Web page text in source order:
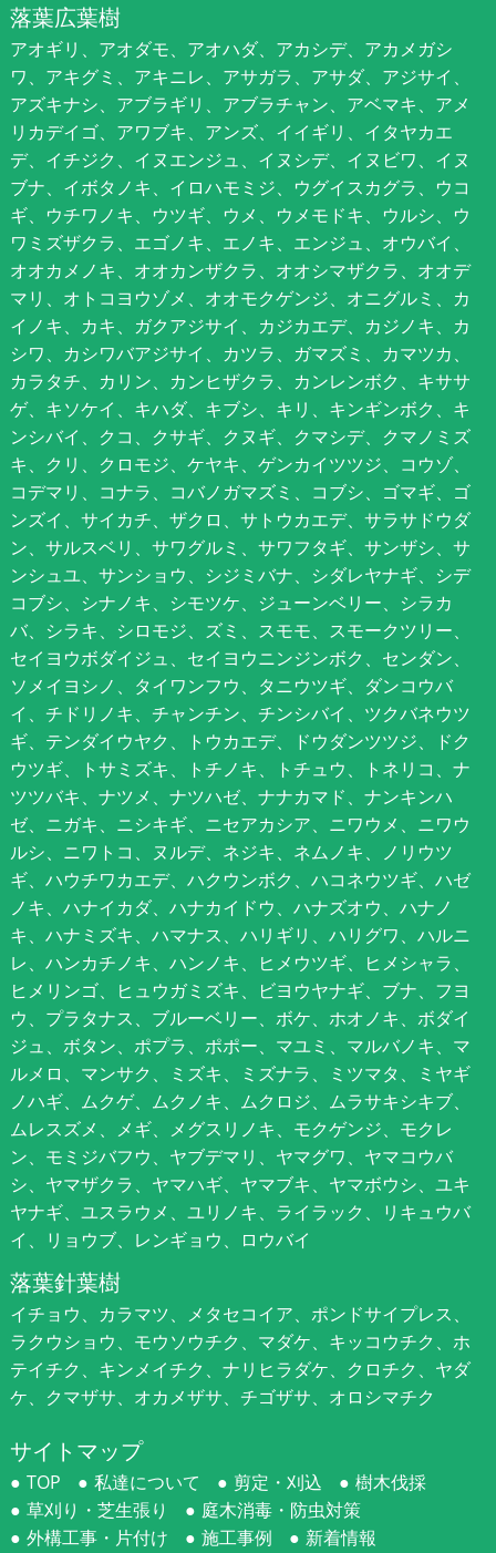
落葉広葉樹
アオギリ、アオダモ、アオハダ、アカシデ、アカメガシ
ワ、アキグミ、アキニレ、アサガラ、アサダ、アジサイ、
アズキナシ、アブラギリ、アブラチャン、アベマキ、アメ
リカデイゴ、アワブキ、アンズ、イイギリ、イタヤカエ
デ、イチジク、イヌエンジュ、イヌシデ、イヌビワ、イヌ
ブナ、イボタノキ、イロハモミジ、ウグイスカグラ、ウコ
ギ、ウチワノキ、ウツギ、ウメ、ウメモドキ、ウルシ、ウ
ワミズザクラ、エゴノキ、エノキ、エンジュ、オウバイ、
オオカメノキ、オオカンザクラ、オオシマザクラ、オオデ
マリ、オトコヨウゾメ、オオモクゲンジ、オニグルミ、カ
イノキ、カキ、ガクアジサイ、カジカエデ、カジノキ、カ
シワ、カシワバアジサイ、カツラ、ガマズミ、カマツカ、
カラタチ、カリン、カンヒザクラ、カンレンボク、キササ
ゲ、キソケイ、キハダ、キブシ、キリ、キンギンボク、キ
ンシバイ、クコ、クサギ、クヌギ、クマシデ、クマノミズ
キ、クリ、クロモジ、ケヤキ、ゲンカイツツジ、コウゾ、
コデマリ、コナラ、コバノガマズミ、コブシ、ゴマギ、ゴ
ンズイ、サイカチ、ザクロ、サトウカエデ、サラサドウダ
ン、サルスベリ、サワグルミ、サワフタギ、サンザシ、サ
ンシュユ、サンショウ、シジミバナ、シダレヤナギ、シデ
コブシ、シナノキ、シモツケ、ジューンベリー、シラカ
バ、シラキ、シロモジ、ズミ、スモモ、スモークツリー、
セイヨウボダイジュ、セイヨウニンジンボク、センダン、
ソメイヨシノ、タイワンフウ、タニウツギ、ダンコウバ
イ、チドリノキ、チャンチン、チンシバイ、ツクバネウツ
ギ、テンダイウヤク、トウカエデ、ドウダンツツジ、ドク
ウツギ、トサミズキ、トチノキ、トチュウ、トネリコ、ナ
ツツバキ、ナツメ、ナツハゼ、ナナカマド、ナンキンハ
ゼ、ニガキ、ニシキギ、ニセアカシア、ニワウメ、ニワウ
ルシ、ニワトコ、ヌルデ、ネジキ、ネムノキ、ノリウツ
ギ、ハウチワカエデ、ハクウンボク、ハコネウツギ、ハゼ
ノキ、ハナイカダ、ハナカイドウ、ハナズオウ、ハナノ
キ、ハナミズキ、ハマナス、ハリギリ、ハリグワ、ハルニ
レ、ハンカチノキ、ハンノキ、ヒメウツギ、ヒメシャラ、
ヒメリンゴ、ヒュウガミズキ、ビヨウヤナギ、ブナ、フヨ
ウ、プラタナス、ブルーベリー、ボケ、ホオノキ、ボダイ
ジュ、ボタン、ポプラ、ポポー、マユミ、マルバノキ、マ
ルメロ、マンサク、ミズキ、ミズナラ、ミツマタ、ミヤギ
ノハギ、ムクゲ、ムクノキ、ムクロジ、ムラサキシキブ、
ムレスズメ、メギ、メグスリノキ、モクゲンジ、モクレ
ン、モミジバフウ、ヤブデマリ、ヤマグワ、ヤマコウバ
シ、ヤマザクラ、ヤマハギ、ヤマブキ、ヤマボウシ、ユキ
ヤナギ、ユスラウメ、ユリノキ、ライラック、リキュウバ
イ、リョウブ、レンギョウ、ロウバイ
落葉針葉樹
イチョウ、カラマツ、メタセコイア、ポンドサイプレス、
ラクウショウ、モウソウチク、マダケ、キッコウチク、ホ
テイチク、キンメイチク、ナリヒラダケ、クロチク、ヤダ
ケ、クマザサ、オカメザサ、チゴザサ、オロシマチク
サイトマップ
TOP 私達について 剪定・刈込
樹木伐採
草刈り・芝生張り
庭木消毒・防虫対策
外構工事・片付け
施工事例
新着情報